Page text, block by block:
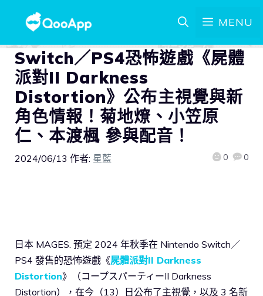
MENU
Switch／PS4恐怖遊戲《屍體
派對II Darkness
Distortion》公布主視覺與新
角色情報！菊地燎、小笠原
仁、本渡楓 參與配音！
2024/06/13 作者: 星藍 0 0
日本 MAGES. 預定 2024 年秋季在 Nintendo Switch／
PS4 發售的恐怖遊戲《屍體派對II Darkness
Distortion》（コープスパーティーII Darkness
Distortion），在今（13）日公布了主視覺，以及 3 名新